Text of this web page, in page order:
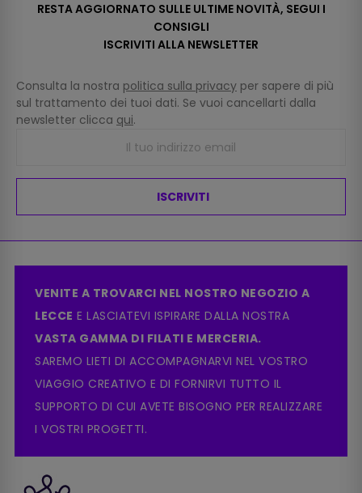
RESTA AGGIORNATO SULLE ULTIME NOVITÀ, SEGUI I
CONSIGLI
ISCRIVITI ALLA NEWSLETTER
Consulta la nostra politica sulla privacy per sapere di più
sul trattamento dei tuoi dati. Se vuoi cancellarti dalla
newsletter clicca qui.
ISCRIVITI
VENITE A TROVARCI NEL NOSTRO NEGOZIO A
LECCE E LASCIATEVI ISPIRARE DALLA NOSTRA
VASTA GAMMA DI FILATI E MERCERIA.
SAREMO LIETI DI ACCOMPAGNARVI NEL VOSTRO
VIAGGIO CREATIVO E DI FORNIRVI TUTTO IL
SUPPORTO DI CUI AVETE BISOGNO PER REALIZZARE
I VOSTRI PROGETTI.